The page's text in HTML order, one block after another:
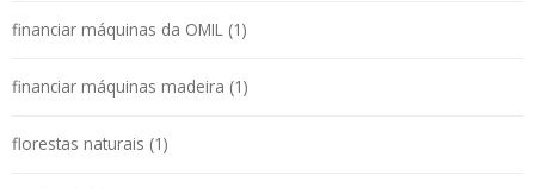
financiar máquinas da OMIL (1)
financiar máquinas madeira (1)
florestas naturais (1)